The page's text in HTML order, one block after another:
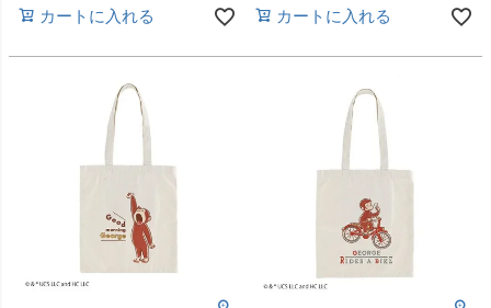
カートに入れる
カートに入れる